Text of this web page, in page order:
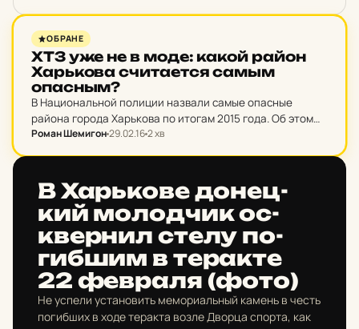
НОВИНИ ХАРКОВА
ОБРАНЕ
ХТЗ уже не в моде: какой район
Харь­ко­ва счи­та­ет­ся самым
опасным?
В Национальной полиции назвали самые опасные
района города Харькова по итогам 2015 года. Об этом
передает «NewsRoom». По данным начальника
Роман Шемигон29.02.162 хв
В Харь­ко­ве до­нец­
кий мо­лод­чик ос­
квер­нил стелу по­
гиб­шим в те­рак­те
22 фев­ра­ля (фото)
Не успели установить мемориальный камень в честь
погибших в ходе теракта возле Дворца спорта, как